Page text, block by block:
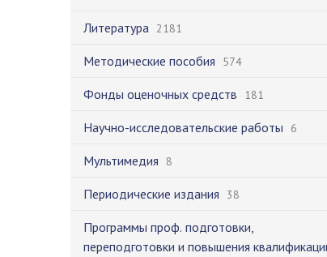
Литература 2181
Методические пособия 574
Фонды оценочных средств 181
Научно-исследовательские работы 6
Мультимедия 8
Периодические издания 38
Программы проф. подготовки,
переподготовки и повышения